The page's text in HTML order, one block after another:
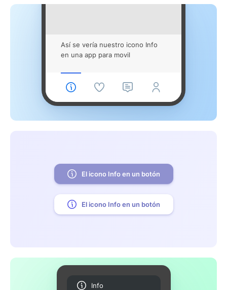
Así se vería nuestro icono Info
en una app para movil
El icono Info en un botón
El icono Info en un botón
Info